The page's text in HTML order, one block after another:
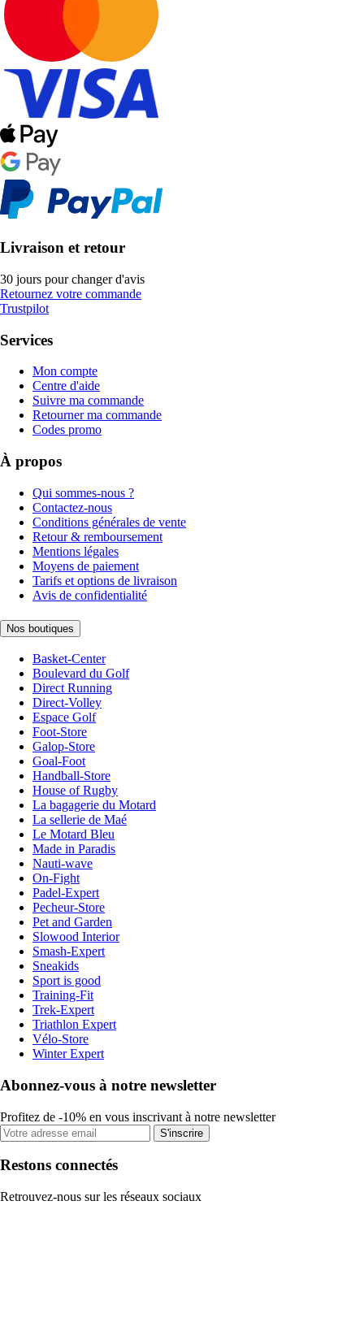
Livraison et retour
30 jours pour changer d'avis
Retournez votre commande
Trustpilot
Services
Mon compte
Centre d'aide
Suivre ma commande
Retourner ma commande
Codes promo
À propos
Qui sommes-nous ?
Contactez-nous
Conditions générales de vente
Retour & remboursement
Mentions légales
Moyens de paiement
Tarifs et options de livraison
Avis de confidentialité
Nos boutiques
Basket-Center
Boulevard du Golf
Direct Running
Direct-Volley
Espace Golf
Foot-Store
Galop-Store
Goal-Foot
Handball-Store
House of Rugby
La bagagerie du Motard
La sellerie de Maé
Le Motard Bleu
Made in Paradis
Nauti-wave
On-Fight
Padel-Expert
Pecheur-Store
Pet and Garden
Slowood Interior
Smash-Expert
Sneakids
Sport is good
Training-Fit
Trek-Expert
Triathlon Expert
Vélo-Store
Winter Expert
Abonnez-vous à notre newsletter
Profitez de -10% en vous inscrivant à notre newsletter
S'inscrire
Restons connectés
Retrouvez-nous sur les réseaux sociaux